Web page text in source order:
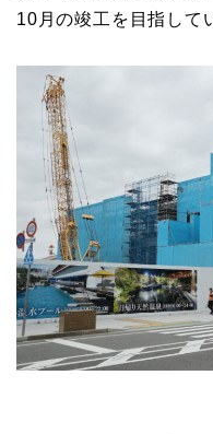
10月の竣工を目指して